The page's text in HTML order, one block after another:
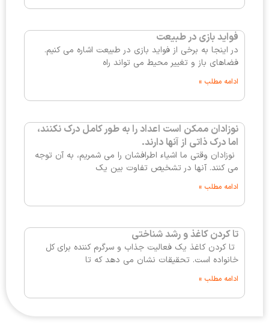
فواید بازی در طبیعت
در اینجا به برخی از فواید بازی در طبیعت اشاره می کنیم.
فضاهای باز و تغییر محیط می تواند راه
ادامه مطلب »
نوزادان ممکن است اعداد را به طور کامل درک نکنند،
اما درک ذاتی از آنها دارند.
نوزادان وقتی ما اشیاء اطرافشان را می شمریم، به آن توجه
می کنند. آنها در تشخیص تفاوت بین یک
ادامه مطلب »
تا کردن کاغذ و رشد شناختی
تا کردن کاغذ یک فعالیت جذاب و سرگرم کننده برای کل
خانواده است. تحقیقات نشان می دهد که تا
ادامه مطلب »